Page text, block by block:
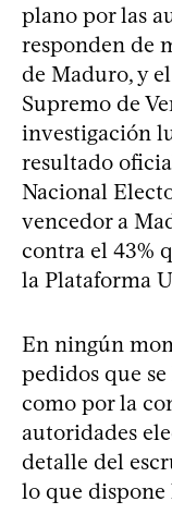
plano por las
responden de
de Maduro, y
Supremo de
investigación
resultado
Nacional
vencedor a
contra el 43%
la Plataforma
En ningún
pedidos que
como por la
autoridades
detalle del
lo que dispone